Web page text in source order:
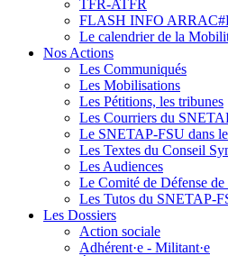
TFR-ATFR
FLASH INFO
Le calendrier de la
Nos Actions
Les Communiqués
Les Mobilisations
Les Pétitions, les tribunes
Les Courriers du
Le SNETAP-FSU dans
Les Textes du Conseil
Les Audiences
Le Comité de Défense
Les Tutos du SNETAP-
Les Dossiers
Action sociale
Adhérent·e - Militant·e